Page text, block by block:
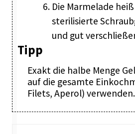
Die Marmelade
sterilisierte
und gut
Tipp
Exakt die halbe Menge
auf die gesamte
Filets, Aperol) verwenden.